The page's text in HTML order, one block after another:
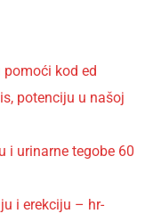
kod ed
potenciju u našoj
i urinarne tegobe 60
i erekciju – hr-